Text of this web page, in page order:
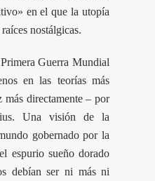
en el que la utopía
nostálgicas.
Guerra Mundial
en las teorías más
más directamente – por
Una visión de la
gobernado por la
espurio sueño dorado
debían ser ni más ni